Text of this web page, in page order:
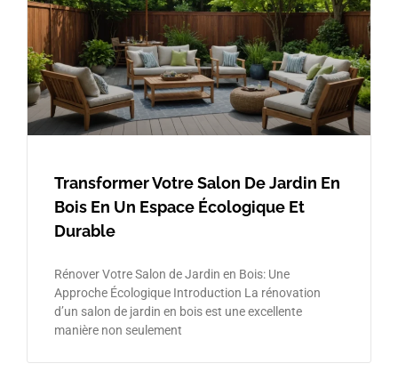
Transformer Votre Salon De Jardin En
Bois En Un Espace Écologique Et
Durable
Rénover Votre Salon de Jardin en Bois: Une
Approche Écologique Introduction La rénovation
d’un salon de jardin en bois est une excellente
manière non seulement